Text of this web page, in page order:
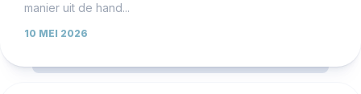
manier uit de hand...
10 MEI 2026